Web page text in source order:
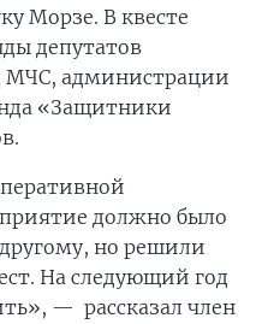
Морзе. В квесте
депутатов
МЧС, администрации
«Защитники
должно было
но решили
На следующий год
— рассказал член